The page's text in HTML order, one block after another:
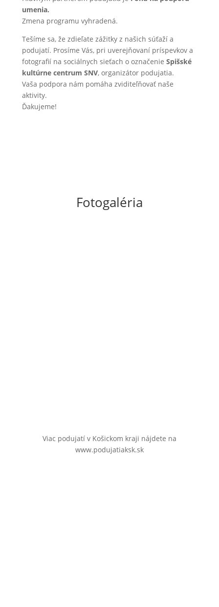
umenia.
Zmena programu vyhradená.
Tešíme sa, že zdieľate zážitky z našich súťaží a
podujatí. Prosíme Vás, pri uverejňovaní príspevkov a
fotografií na sociálnych sieťach o označenie Spišské
kultúrne centrum SNV, organizátor podujatia.
Vaša podpora nám pomáha zviditeľňovať naše
aktivity.
Ďakujeme!
Fotogaléria
Viac podujatí v Košickom kraji nájdete na
www.podujatiaksk.sk